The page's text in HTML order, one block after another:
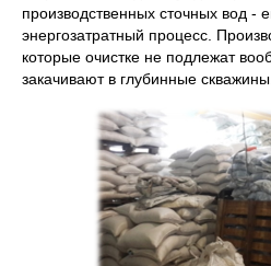
производственных сточных вод -
энергозатратный процесс.
которые очистке не подлежат
закачивают в глубинные скважины.